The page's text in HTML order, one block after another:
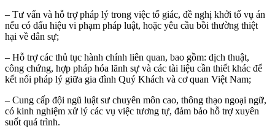
– Tư vấn và hỗ trợ pháp lý trong việc tố giác, đề nghị khởi tố vụ án
nếu có dấu hiệu vi phạm pháp luật, hoặc yêu cầu bồi thường thiệt
hại về dân sự;
– Hỗ trợ các thủ tục hành chính liên quan, bao gồm: dịch thuật,
công chứng, hợp pháp hóa lãnh sự và các tài liệu cần thiết khác để
kết nối pháp lý giữa gia đình Quý Khách và cơ quan Việt Nam;
– Cung cấp đội ngũ luật sư chuyên môn cao, thông thạo ngoại ngữ,
có kinh nghiệm xử lý các vụ việc tương tự, đảm bảo hỗ trợ xuyên
suốt quá trình.